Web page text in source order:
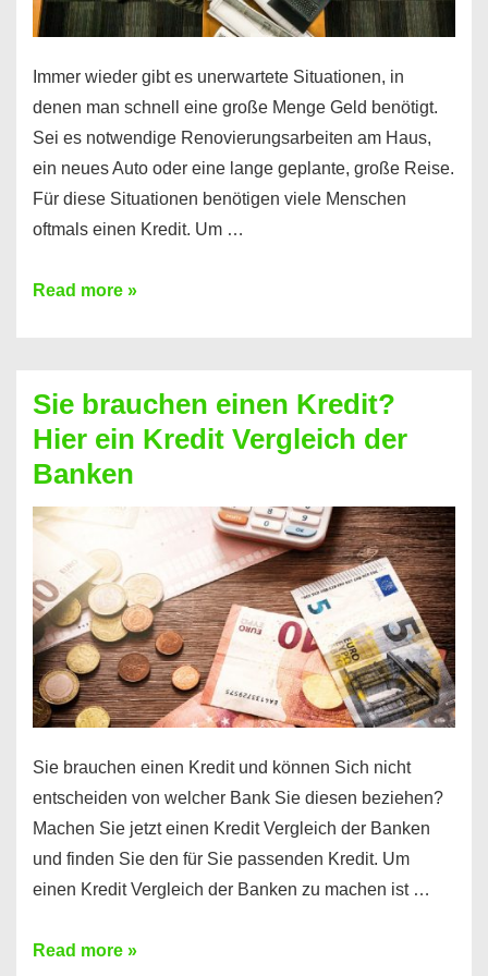
Immer wieder gibt es unerwartete Situationen, in
denen man schnell eine große Menge Geld benötigt.
Sei es notwendige Renovierungsarbeiten am Haus,
ein neues Auto oder eine lange geplante, große Reise.
Für diese Situationen benötigen viele Menschen
oftmals einen Kredit. Um …
Brauchen
Summe
Geld?
Hier
einen
10000
Euro
Kredit
finden
Read more »
Sie brauchen einen Kredit?
Hier ein Kredit Vergleich der
Banken
Sie brauchen einen Kredit und können Sich nicht
entscheiden von welcher Bank Sie diesen beziehen?
Machen Sie jetzt einen Kredit Vergleich der Banken
und finden Sie den für Sie passenden Kredit. Um
einen Kredit Vergleich der Banken zu machen ist …
Sie
Read more »